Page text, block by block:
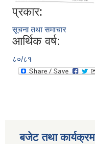
प्रकार:
सूचना तथा समाचार
आर्थिक वर्ष:
८०/८१
बजेट तथा कार्यक्रम